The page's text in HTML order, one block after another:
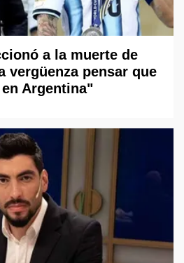
a la muerte de
vergüenza pensar que
Argentina"